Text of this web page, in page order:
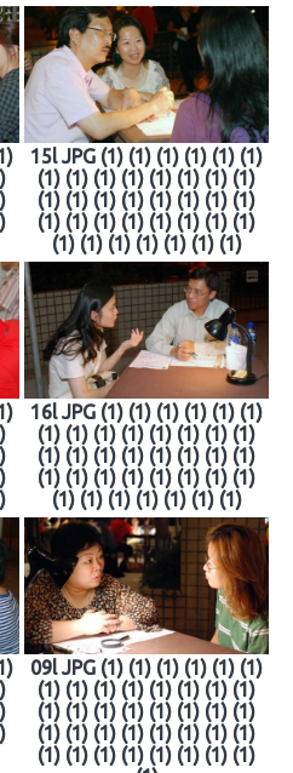
15l JPG (1) (1) (1) (1) (1) (1)
(1) (1) (1) (1) (1) (1) (1) (1)
(1) (1) (1) (1) (1) (1) (1) (1)
(1) (1) (1) (1) (1) (1) (1) (1)
(1) (1) (1) (1) (1) (1) (1)
16l JPG (1) (1) (1) (1) (1) (1)
(1) (1) (1) (1) (1) (1) (1) (1)
(1) (1) (1) (1) (1) (1) (1) (1)
(1) (1) (1) (1) (1) (1) (1) (1)
(1) (1) (1) (1) (1) (1) (1)
09l JPG (1) (1) (1) (1) (1) (1)
(1) (1) (1) (1) (1) (1) (1) (1)
(1) (1) (1) (1) (1) (1) (1) (1)
(1) (1) (1) (1) (1) (1) (1) (1)
(1) (1) (1) (1) (1) (1) (1) (1)